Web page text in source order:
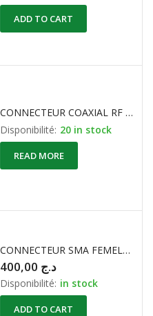
ADD TO CART
CONNECTEUR COAXIAL RF SMA MALE 50 Ohm 10Ghz
Disponibilité: 20 in stock
READ MORE
CONNECTEUR SMA FEMELLE COUDE à SOUDER PCB
د.ج
Disponibilité: in stock
ADD TO CART